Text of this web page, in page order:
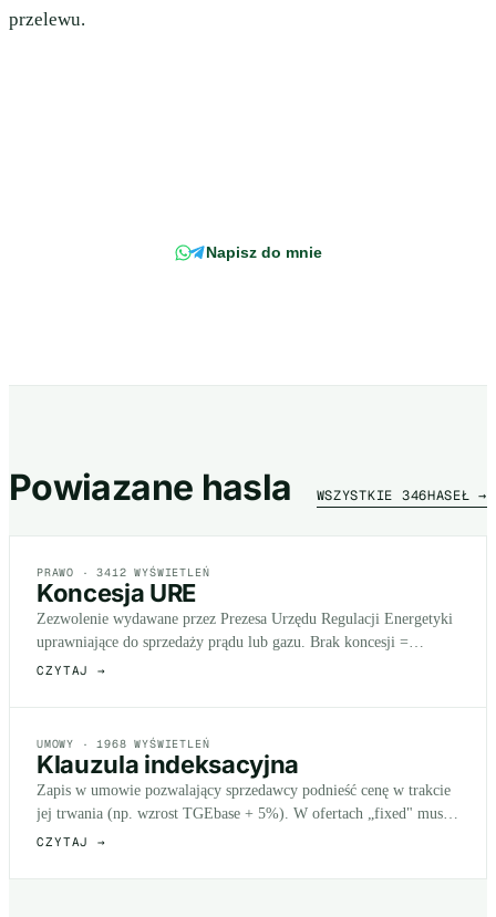
przelewu.
Napisz do mnie
Powiazane hasla WSZYSTKIE 346HASEŁ →
PRAWO ·3412 WYŚWIETLEŃ
Koncesja URE
Zezwolenie wydawane przez Prezesa Urzędu Regulacji Energetyki
uprawniające do sprzedaży prądu lub gazu. Brak koncesji =
nielegalna sprzedaż. Pierwszy filtr…
CZYTAJ →
UMOWY ·1968 WYŚWIETLEŃ
Klauzula indeksacyjna
Zapis w umowie pozwalający sprzedawcy podnieść cenę w trakcie
jej trwania (np. wzrost TGEbase + 5%). W ofertach „fixed" musi
być oznaczona jako wyłączona -…
CZYTAJ →